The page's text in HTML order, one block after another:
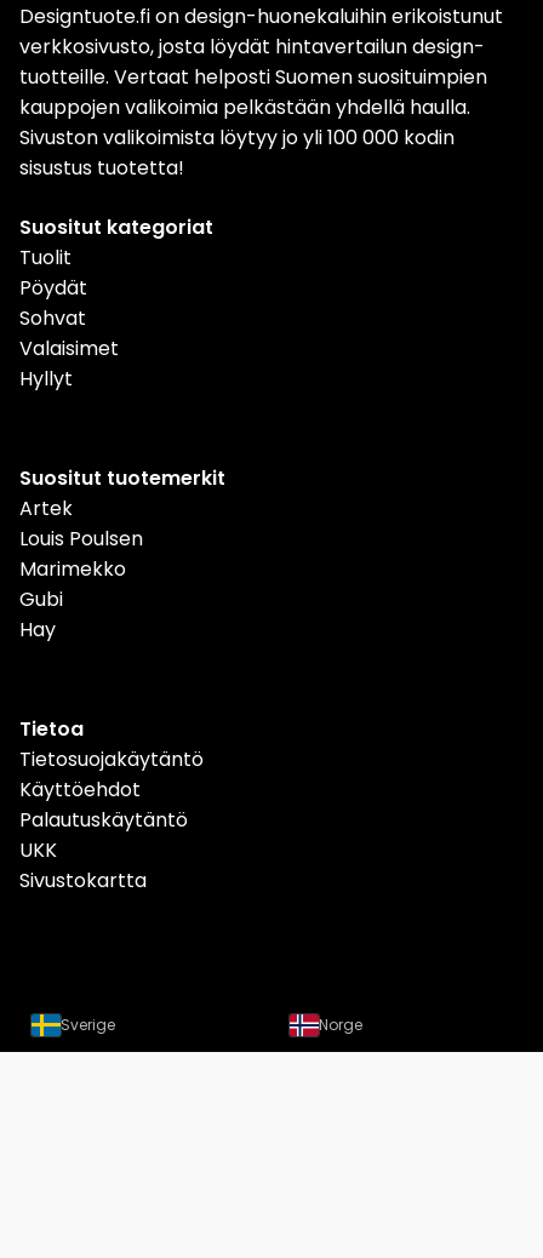
Designtuote.fi on design-huonekaluihin erikoistunut
verkkosivusto, josta löydät hintavertailun design-
tuotteille. Vertaat helposti Suomen suosituimpien
kauppojen valikoimia pelkästään yhdellä haulla.
Sivuston valikoimista löytyy jo yli 100 000 kodin
sisustus tuotetta!
Suositut kategoriat
Tuolit
Pöydät
Sohvat
Valaisimet
Hyllyt
Suositut tuotemerkit
Artek
Louis Poulsen
Marimekko
Gubi
Hay
Tietoa
Tietosuojakäytäntö
Käyttöehdot
Palautuskäytäntö
UKK
Sivustokartta
Sverige Norge